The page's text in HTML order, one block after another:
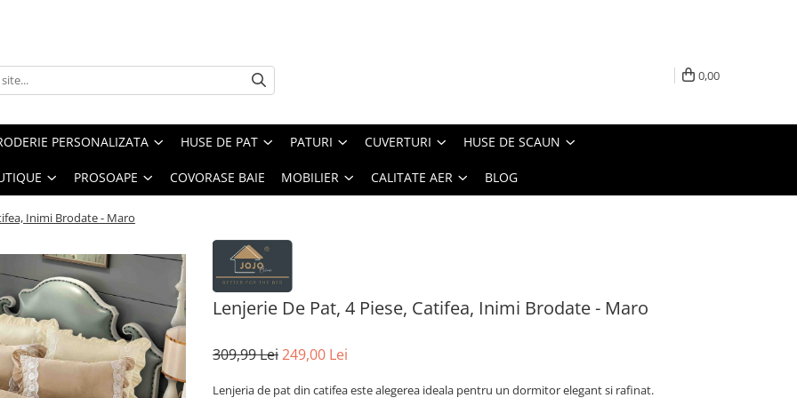
0,00
PERSONALIZATA HUSE DE PAT PATURI CUVERTURI HUSE DE SCAUN
PROSOAPE COVORASE BAIE MOBILIER CALITATE AER BLOG
Inimi Brodate - Maro
Lenjerie De Pat, 4 Piese, Catifea, Inimi Brodate - Maro
309,99 Lei249,00 Lei
Lenjeria de pat din catifea este alegerea ideala pentru un dormitor elegant si rafinat.